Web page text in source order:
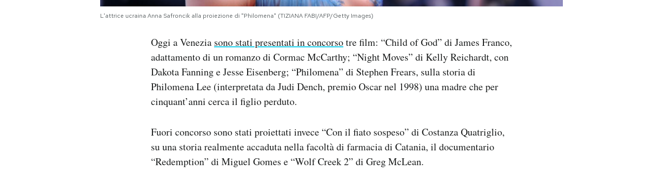
L'attrice ucraina Anna Safroncik alla proiezione di "Philomena" (TIZIANA FABI/AFP/Getty Images)
Oggi a Venezia sono stati presentati in concorsotre film: “Child of God” di James Franco,
adattamento di un romanzo di Cormac McCarthy; “Night Moves” di Kelly Reichardt, con
Dakota Fanning e Jesse Eisenberg; “Philomena” di Stephen Frears, sulla storia di
Philomena Lee (interpretata da Judi Dench, premio Oscar nel 1998) una madre che per
cinquant’anni cerca il figlio perduto.
Fuori concorso sono stati proiettati invece “Con il fiato sospeso” di Costanza Quatriglio,
su una storia realmente accaduta nella facoltà di farmacia di Catania, il documentario
“Redemption” di Miguel Gomes e “Wolf Creek 2” di Greg McLean.